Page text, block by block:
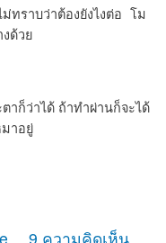
ม่ทราบว่าต้องยังไงต่อ โม
ด้วย
าก็ว่าได้ ถ้าทำผ่านก็จะได้
าอยู่
ะนำด้วย
9 ความคิดเห็น